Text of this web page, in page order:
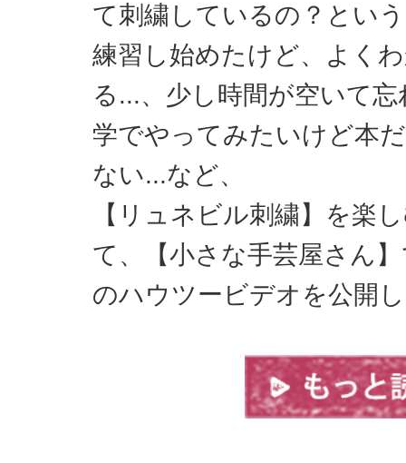
て刺繍しているの？とい
練習し始めたけど、よく
る...、少し時間が空いて
学でやってみたいけど本
ない...など、
【リュネビル刺繍】を楽
て、【小さな手芸屋さん
のハウツービデオを公開